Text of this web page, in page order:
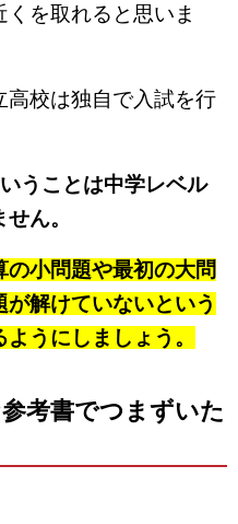
を取れると思いま
高校は独自で入試を行
うことは中学レベル
ん。
小問題や最初の大問
解けていないという
うにしましょう。
考書でつまずいた